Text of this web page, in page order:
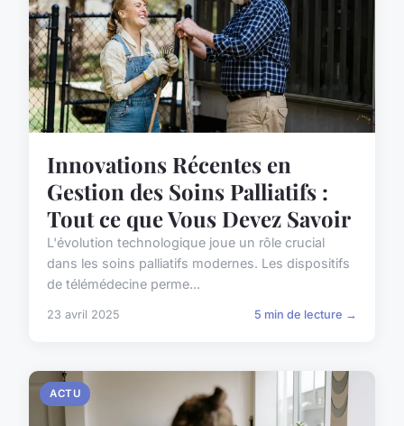
Innovations Récentes en
Gestion des Soins Palliatifs :
Tout ce que Vous Devez Savoir
L'évolution technologique joue un rôle crucial
dans les soins palliatifs modernes. Les dispositifs
de télémédecine perme...
23 avril 2025 5 min de lecture →
ACTU